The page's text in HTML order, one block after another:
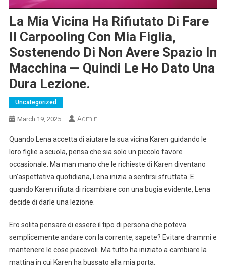
La Mia Vicina Ha Rifiutato Di Fare
Il Carpooling Con Mia Figlia,
Sostenendo Di Non Avere Spazio In
Macchina — Quindi Le Ho Dato Una
Dura Lezione.
Uncategorized
March 19, 2025 Admin
Quando Lena accetta di aiutare la sua vicina Karen guidando le
loro figlie a scuola, pensa che sia solo un piccolo favore
occasionale. Ma man mano che le richieste di Karen diventano
un’aspettativa quotidiana, Lena inizia a sentirsi sfruttata. E
quando Karen rifiuta di ricambiare con una bugia evidente, Lena
decide di darle una lezione.
Ero solita pensare di essere il tipo di persona che poteva
semplicemente andare con la corrente, sapete? Evitare drammi e
mantenere le cose piacevoli. Ma tutto ha iniziato a cambiare la
mattina in cui Karen ha bussato alla mia porta.